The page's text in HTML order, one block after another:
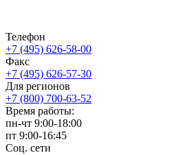
Телефон
+7 (495) 626-58-00
Факс
+7 (495) 626-57-30
Для регионов
+7 (800) 700-63-52
Время работы:
пн-чт 9:00-18:00
пт 9:00-16:45
Соц. сети